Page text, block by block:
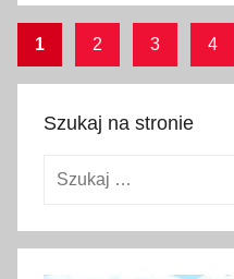
8
s
t
a
Stronicowanie
wpisów
1 2 3 4
Szukaj na stronie
Szukaj: